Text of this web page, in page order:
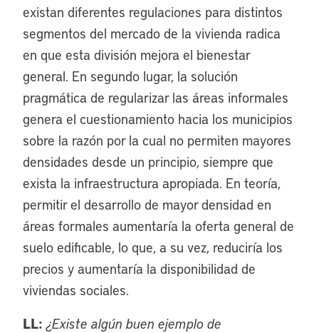
existan diferentes regulaciones para distintos
segmentos del mercado de la vivienda radica
en que esta división mejora el bienestar
general. En segundo lugar, la solución
pragmática de regularizar las áreas informales
genera el cuestionamiento hacia los municipios
sobre la razón por la cual no permiten mayores
densidades desde un principio, siempre que
exista la infraestructura apropiada. En teoría,
permitir el desarrollo de mayor densidad en
áreas formales aumentaría la oferta general de
suelo edificable, lo que, a su vez, reduciría los
precios y aumentaría la disponibilidad de
viviendas sociales.
LL: ¿Existe algún buen ejemplo de